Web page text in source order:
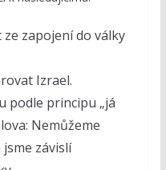
zapojení do války
Izrael.
podle principu „já
Nemůžeme
závislí